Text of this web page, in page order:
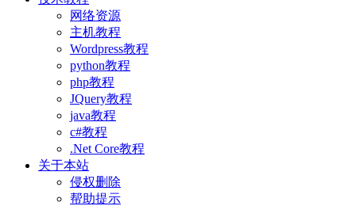
网络资源
主机教程
Wordpress教程
python教程
php教程
JQuery教程
java教程
c#教程
.Net Core教程
关于本站
侵权删除
帮助提示